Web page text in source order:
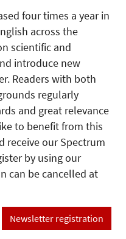
four times a year in
across the
scientific and
introduce new
Readers with both
regularly
and great relevance
to benefit from this
receive our Spectrum
by using our
can be cancelled at
Newsletter registration